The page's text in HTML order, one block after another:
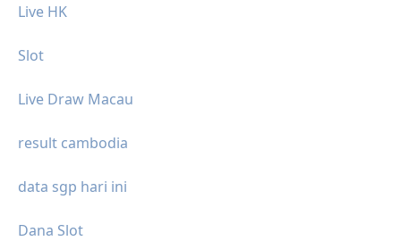
Live HK
Slot
Live Draw Macau
result cambodia
data sgp hari ini
Dana Slot